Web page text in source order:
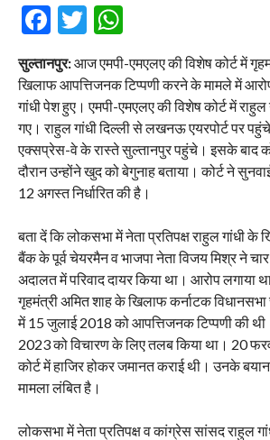
Facebook
Twitter
WhatsApp
सुल्तानपुर:आज एमपी-एमएलए की विशेष कोर्ट में
खिलाफ आपत्तिजनक टिप्पणी करने के मामले में
गांधी पेश हुए। एमपी-एमएलए की विशेष कोर्ट में राहुल
गए। राहुल गांधी दिल्ली से लखनऊ एयरपोर्ट पर
एक्सप्रेस-वे के रास्ते सुल्तानपुर पहुंचे। इसके बाद
दौरान उन्होंने खुद को बेगुनाह बताया। कोर्ट ने
12 अगस्त निर्धारित की है।
बता दें कि लोकसभा में नेता प्रतिपक्ष राहुल गांधी के
बैंक के पूर्व चेयरमैन व भाजपा नेता विजय मिश्र ने
अदालत में परिवाद दायर किया था। आरोप लगाया
गृहमंत्री अमित शाह के खिलाफ कर्नाटक
में 15 जुलाई 2018 को आपत्तिजनक टिप्पणी की
2023 को विचारण के लिए तलब किया था। 20
कोर्ट में हाजिर होकर जमानत कराई थी। उनके बयान
मामला लंबित है।
लोकसभा में नेता प्रतिपक्ष व कांग्रेस सांसद राहुल